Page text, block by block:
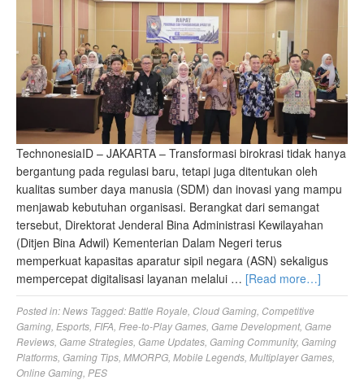
TechnonesiaID – JAKARTA – Transformasi birokrasi tidak hanya
bergantung pada regulasi baru, tetapi juga ditentukan oleh
kualitas sumber daya manusia (SDM) dan inovasi yang mampu
menjawab kebutuhan organisasi. Berangkat dari semangat
tersebut, Direktorat Jenderal Bina Administrasi Kewilayahan
(Ditjen Bina Adwil) Kementerian Dalam Negeri terus
memperkuat kapasitas aparatur sipil negara (ASN) sekaligus
mempercepat digitalisasi layanan melalui … [Read more…]
Posted in:News Tagged:Battle Royale Cloud Gaming Competitive
Gaming Esports FIFA Free-to-Play Games Game Development, Game
Reviews Game Strategies Game Updates Gaming Community, Gaming
Platforms Gaming Tips MMORPG Mobile Legends Multiplayer Games
Online Gaming PES